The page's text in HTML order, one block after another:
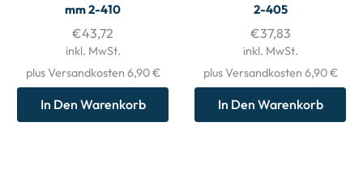
mm 2-410
€43,72
inkl. MwSt.
plus Versandkosten 6,90 €
In Den Warenkorb
2-405
€37,83
inkl. MwSt.
plus Versandkosten 6,90 €
In Den Warenkorb